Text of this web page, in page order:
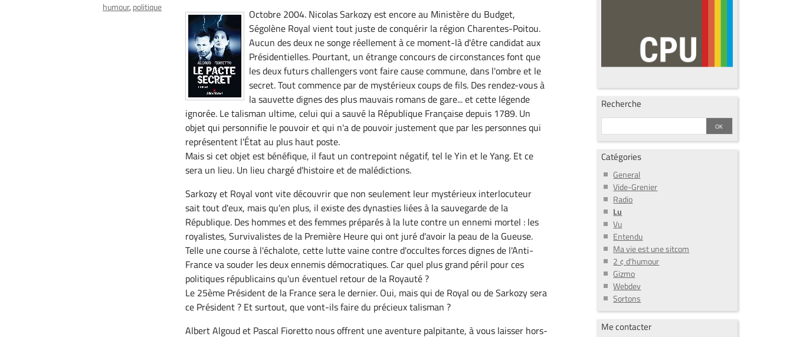
humour politique
Octobre 2004. Nicolas Sarkozy est encore au Ministère du Budget,
Ségolène Royal vient tout juste de conquérir la région Charentes-Poitou.
Aucun des deux ne songe réellement à ce moment-là d'être candidat aux
Présidentielles. Pourtant, un étrange concours de circonstances font que
les deux futurs challengers vont faire cause commune, dans l'ombre et le
secret. Tout commence par de mystérieux coups de fils. Des rendez-vous à
la sauvette dignes des plus mauvais romans de gare... et cette légende
ignorée. Le talisman ultime, celui qui a sauvé la République Française depuis 1789. Un
objet qui personnifie le pouvoir et qui n'a de pouvoir justement que par les personnes qui
représentent l'État au plus haut poste.
Mais si cet objet est bénéfique, il faut un contrepoint négatif, tel le Yin et le Yang. Et ce
sera un lieu. Un lieu chargé d'histoire et de malédictions.
Sarkozy et Royal vont vite découvrir que non seulement leur mystérieux interlocuteur
sait tout d'eux, mais qu'en plus, il existe des dynasties liées à la sauvegarde de la
République. Des hommes et des femmes préparés à la lute contre un ennemi mortel : les
royalistes, Survivalistes de la Première Heure qui ont juré d'avoir la peau de la Gueuse.
Telle une course à l'échalote, cette lutte vaine contre d'occultes forces dignes de l'Anti-
France va souder les deux ennemis démocratiques. Car quel plus grand péril pour ces
politiques républicains qu'un éventuel retour de la Royauté ?
Le 25ème Président de la France sera le dernier. Oui, mais qui de Royal ou de Sarkozy sera
ce Président ? Et surtout, que vont-ils faire du précieux talisman ?
Albert Algoud et Pascal Fioretto nous offrent une aventure palpitante, à vous laisser hors-
Recherche
Catégories
General
Vide-Grenier
Radio
Lu
Vu
Entendu
Ma vie est une sitcom
2 ¢ d'humour
Gizmo
Webdev
Sortons
Me contacter